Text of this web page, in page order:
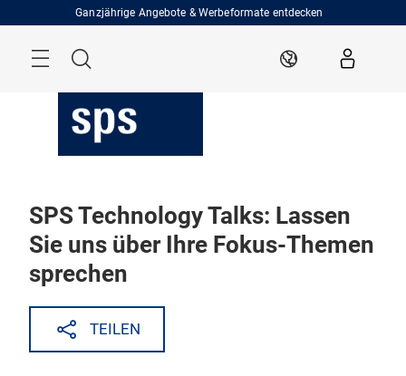
Ganzjährige Angebote & Werbeformate entdecken
Suche DE
SPS Technology Talks: Lassen
Sie uns über Ihre Fokus-Themen
sprechen
TEILEN